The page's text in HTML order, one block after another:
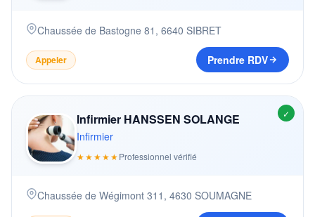
Chaussée de Bastogne 81 , 6640 SIBRET
Appeler Prendre RDV
✓
Infirmier HANSSEN SOLANGE
Infirmier
★★★★★Professionnel vérifié
Chaussée de Wégimont 311 , 4630 SOUMAGNE